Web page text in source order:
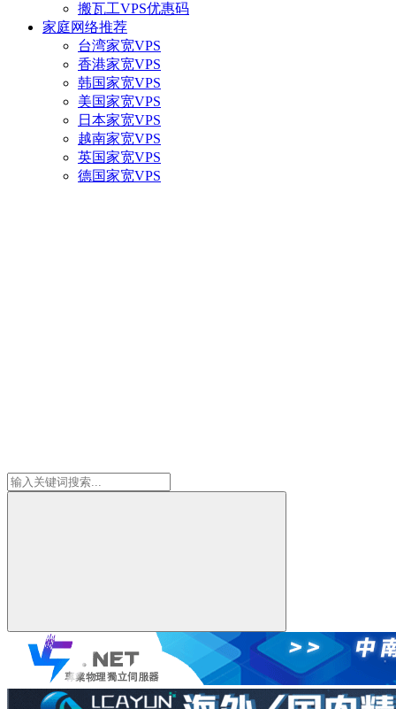
搬瓦工VPS优惠码
家庭网络推荐
台湾家宽VPS
香港家宽VPS
韩国家宽VPS
美国家宽VPS
日本家宽VPS
越南家宽VPS
英国家宽VPS
德国家宽VPS